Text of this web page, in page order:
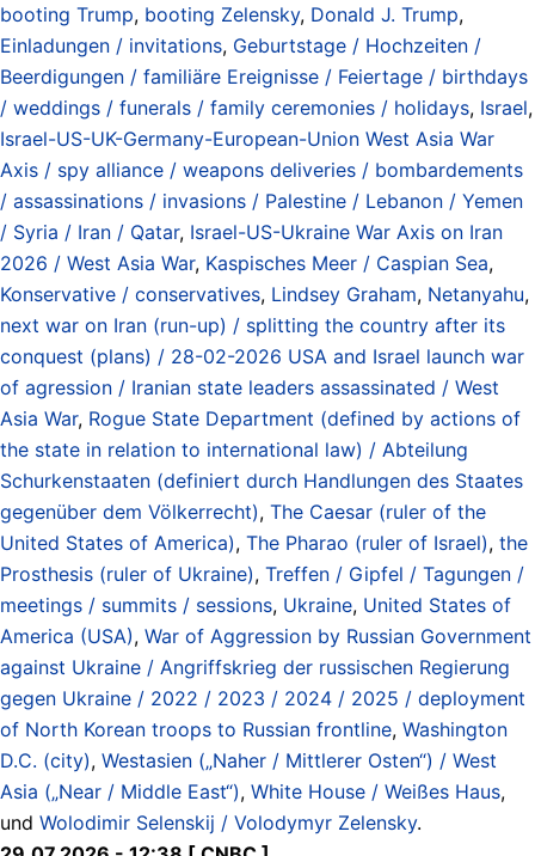
booting Trump, booting Zelensky, Donald J. Trump,
Einladungen / invitations, Geburtstage / Hochzeiten /
Beerdigungen / familiäre Ereignisse / Feiertage / birthdays
/ weddings / funerals / family ceremonies / holidays, Israel,
Israel-US-UK-Germany-European-Union West Asia War
Axis / spy alliance / weapons deliveries / bombardements
/ assassinations / invasions / Palestine / Lebanon / Yemen
/ Syria / Iran / Qatar, Israel-US-Ukraine War Axis on Iran
2026 / West Asia War, Kaspisches Meer / Caspian Sea,
Konservative / conservatives, Lindsey Graham, Netanyahu,
next war on Iran (run-up) / splitting the country after its
conquest (plans) / 28-02-2026 USA and Israel launch war
of agression / Iranian state leaders assassinated / West
Asia War, Rogue State Department (defined by actions of
the state in relation to international law) / Abteilung
Schurkenstaaten (definiert durch Handlungen des Staates
gegenüber dem Völkerrecht), The Caesar (ruler of the
United States of America), The Pharao (ruler of Israel), the
Prosthesis (ruler of Ukraine), Treffen / Gipfel / Tagungen /
meetings / summits / sessions, Ukraine, United States of
America (USA), War of Aggression by Russian Government
against Ukraine / Angriffskrieg der russischen Regierung
gegen Ukraine / 2022 / 2023 / 2024 / 2025 / deployment
of North Korean troops to Russian frontline, Washington
D.C. (city), Westasien („Naher / Mittlerer Osten“) / West
Asia („Near / Middle East“), White House / Weißes Haus,
und Wolodimir Selenskij / Volodymyr Zelensky.